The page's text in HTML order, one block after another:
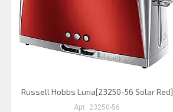
Russell Hobbs Luna[23250-56 Solar Red]
23250-56